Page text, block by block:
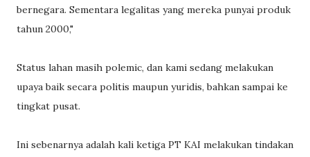
bernegara. Sementara legalitas yang mereka punyai produk
tahun 2000,"
Status lahan masih polemic, dan kami sedang melakukan
upaya baik secara politis maupun yuridis, bahkan sampai ke
tingkat pusat.
Ini sebenarnya adalah kali ketiga PT KAI melakukan tindakan